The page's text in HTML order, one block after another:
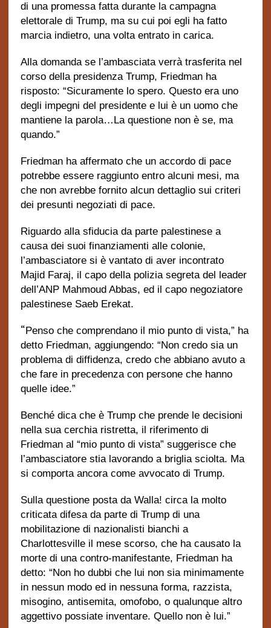
di una promessa fatta durante la campagna
elettorale di Trump, ma su cui poi egli ha fatto
marcia indietro, una volta entrato in carica.
Alla domanda se l’ambasciata verrà trasferita nel
corso della presidenza Trump, Friedman ha
risposto: “Sicuramente lo spero. Questo era uno
degli impegni del presidente e lui è un uomo che
mantiene la parola…La questione non è se, ma
quando.”
Friedman ha affermato che un accordo di pace
potrebbe essere raggiunto entro alcuni mesi, ma
che non avrebbe fornito alcun dettaglio sui criteri
dei presunti negoziati di pace.
Riguardo alla sfiducia da parte palestinese a
causa dei suoi finanziamenti alle colonie,
l’ambasciatore si è vantato di aver incontrato
Majid Faraj, il capo della polizia segreta del leader
dell’ANP Mahmoud Abbas, ed il capo negoziatore
palestinese Saeb Erekat.
“Penso che comprendano il mio punto di vista,” ha
detto Friedman, aggiungendo: “Non credo sia un
problema di diffidenza, credo che abbiano avuto a
che fare in precedenza con persone che hanno
quelle idee.”
Benché dica che è Trump che prende le decisioni
nella sua cerchia ristretta, il riferimento di
Friedman al “mio punto di vista” suggerisce che
l’ambasciatore stia lavorando a briglia sciolta. Ma
si comporta ancora come avvocato di Trump.
Sulla questione posta da Walla! circa la molto
criticata difesa da parte di Trump di una
mobilitazione di nazionalisti bianchi a
Charlottesville il mese scorso, che ha causato la
morte di una contro-manifestante, Friedman ha
detto: “Non ho dubbi che lui non sia minimamente
in nessun modo ed in nessuna forma, razzista,
misogino, antisemita, omofobo, o qualunque altro
aggettivo possiate inventare. Quello non è lui.”